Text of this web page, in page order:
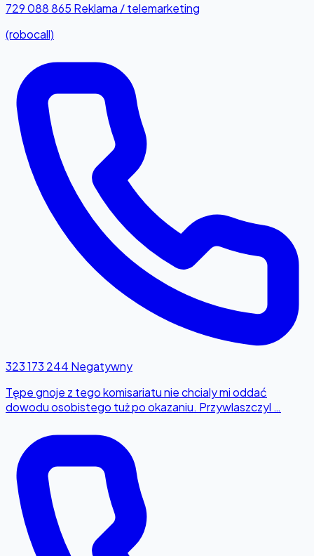
729 088 865 Reklama / telemarketing
(robocall)
323 173 244 Negatywny
Tępe gnoje z tego komisariatu nie chcialy mi oddać
dowodu osobistego tuż po okazaniu. Przywlaszczyl …